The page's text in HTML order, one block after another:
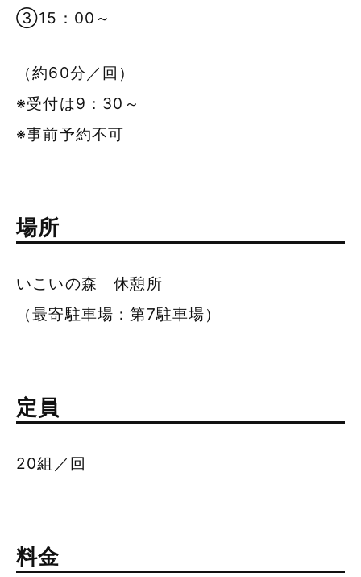
③15：00～
（約60分／回）
※受付は9：30～
※事前予約不可
場所
いこいの森 休憩所
（最寄駐車場：第7駐車場）
定員
20組／回
料金